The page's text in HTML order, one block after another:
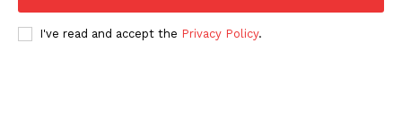
I've read and accept the Privacy Policy.